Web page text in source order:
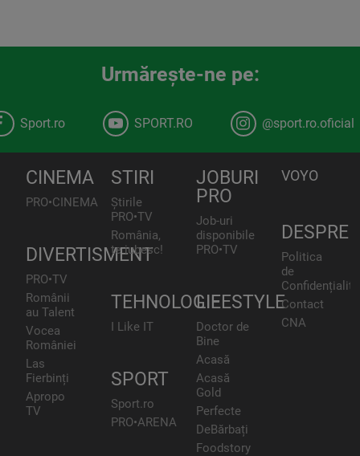
Urmăreşte-ne pe:
Sport.ro SPORT.RO @sport.ro.oficial
CINEMA
PRO•CINEMA
DIVERTISMENT
PRO•TV
Românii
au Talent
Vocea
României
Las
Fierbinți
Apropo
TV
STIRI
Știrile
PRO•TV
România,
te iubesc!
TEHNOLOGIE
I Like IT
SPORT
Sport.ro
PRO•ARENA
JOBURI
PRO
Job-uri
disponibile
PRO•TV
LIFESTYLE
Doctor de
Bine
Acasă
Acasă
Gold
Perfecte
DeBărbați
Foodstory
VOYO
DESPRE
Politica
de
Contact
CNA